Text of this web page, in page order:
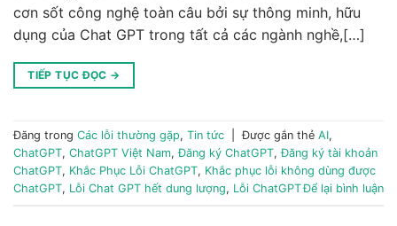
cơn sốt công nghệ toàn câu bởi sự thông minh, hữu
dụng của Chat GPT trong tất cả các ngành nghề,[…]
TIẾP TỤC ĐỌC →
Đăng trong Các lỗi thường gặp, Tin tức Được gắn thẻ AI,
ChatGPT, ChatGPT Việt Nam,Đăng ký ChatGPT,Đăng ký tài khoản
ChatGPT, Khắc Phục Lỗi ChatGPT, Khắc phục lỗi không dùng được
ChatGPT, Lỗi Chat GPT hết dung lượng, Lỗi ChatGPTĐể lại bình luận